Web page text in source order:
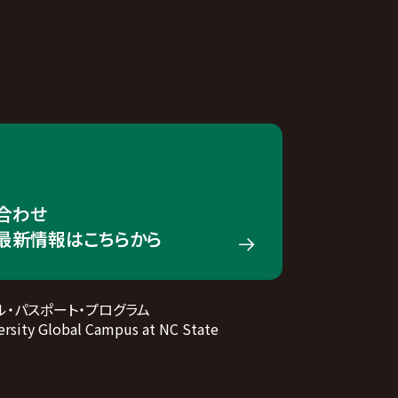
わせ
新情報はこちらから
パスポート・プログラム
Global Campus at NC State